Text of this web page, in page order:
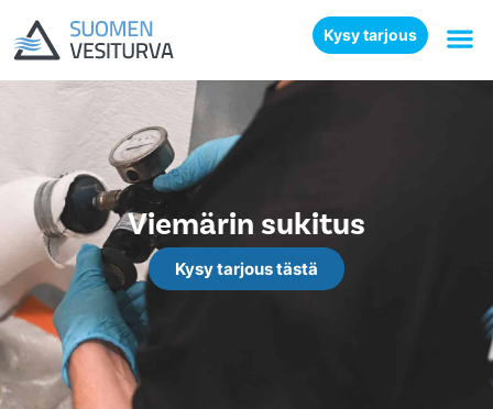
Kysy tarjous
Viemärin sukitus
Kysy tarjous tästä